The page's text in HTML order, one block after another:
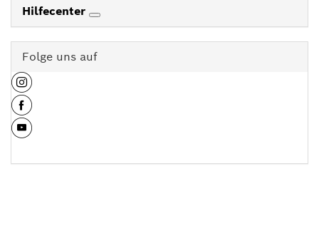
Hilfecenter
Folge uns auf